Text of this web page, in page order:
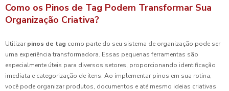
Como os Pinos de Tag Podem Transformar Sua
Organização Criativa?
Utilizar pinos de tag como parte do seu sistema de organização pode ser
uma experiência transformadora. Essas pequenas ferramentas são
especialmente úteis para diversos setores, proporcionando identificação
imediata e categorização de itens. Ao implementar pinos em sua rotina,
você pode organizar produtos, documentos e até mesmo ideias criativas